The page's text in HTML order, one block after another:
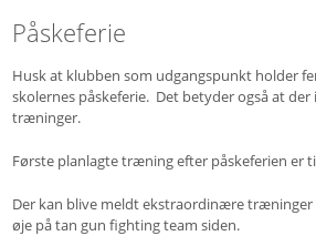
Påskeferie
Husk at klubben som udgangspunkt holder
skolernes påskeferie. Det betyder også at der
træninger.
Første planlagte træning efter påskeferien er
Der kan blive meldt ekstraordinære træninger
øje på tan gun fighting team siden.